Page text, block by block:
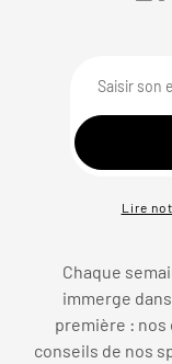
Lire
Chaque
immerge
première :
conseils de nos